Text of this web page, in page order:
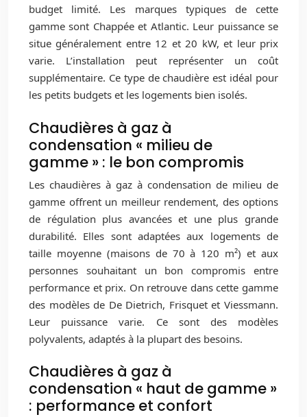
budget limité. Les marques typiques de cette
gamme sont Chappée et Atlantic. Leur puissance se
situe généralement entre 12 et 20 kW, et leur prix
varie. L’installation peut représenter un coût
supplémentaire. Ce type de chaudière est idéal pour
les petits budgets et les logements bien isolés.
Chaudières à gaz à
condensation « milieu de
gamme » : le bon compromis
Les chaudières à gaz à condensation de milieu de
gamme offrent un meilleur rendement, des options
de régulation plus avancées et une plus grande
durabilité. Elles sont adaptées aux logements de
taille moyenne (maisons de 70 à 120 m²) et aux
personnes souhaitant un bon compromis entre
performance et prix. On retrouve dans cette gamme
des modèles de De Dietrich, Frisquet et Viessmann.
Leur puissance varie. Ce sont des modèles
polyvalents, adaptés à la plupart des besoins.
Chaudières à gaz à
condensation « haut de gamme »
: performance et confort